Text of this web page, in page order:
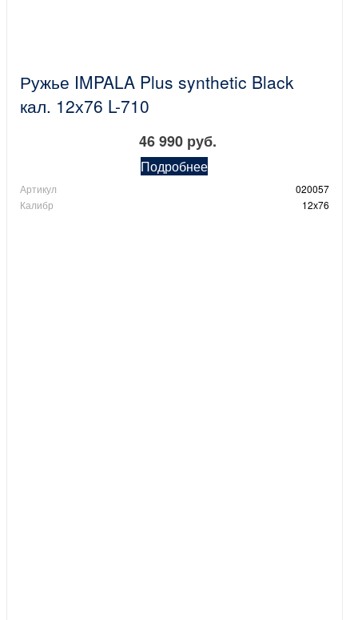
Ружье IMPALA Plus synthetic Black
кал. 12х76 L-710
46 990 руб.
Подробнее
Артикул
020057
Калибр
12х76